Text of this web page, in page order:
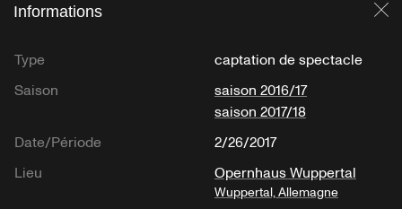
Informations
Type
captation de spectacle
Saison
saison 2016/17
saison 2017/18
Date/Période
2/26/2017
Lieu
Opernhaus Wuppertal
Wuppertal, Allemagne